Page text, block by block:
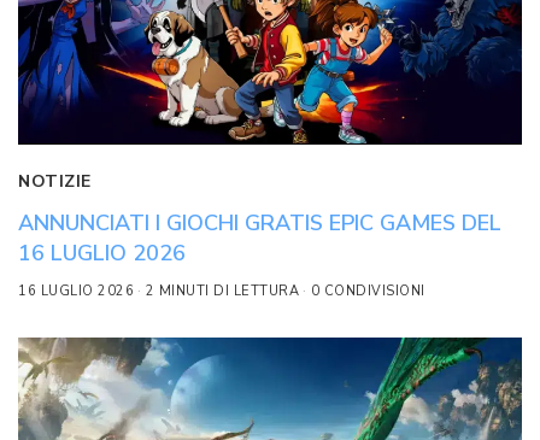
NOTIZIE
ANNUNCIATI I GIOCHI GRATIS EPIC GAMES DEL
16 LUGLIO 2026
16 LUGLIO 2026 2 MINUTI DI LETTURA 0 CONDIVISIONI